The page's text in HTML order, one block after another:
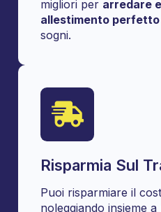
migliori per arredare
allestimento perfetto
sogni.
Risparmia Sul
Puoi risparmiare il
noleggiando insieme a